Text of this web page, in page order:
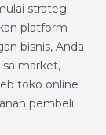
strategi
platform
bisnis, Anda
market,
toko online
pembeli